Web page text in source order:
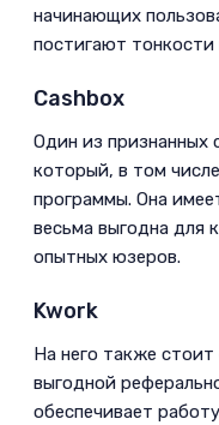
начинающих
постигают тонкости
Cashbox­
Один из признанных
который, в том
программы. Она
весьма выгодна для
опытных юзеров.­
Kwork­
На него также
выгодной
обеспечивает